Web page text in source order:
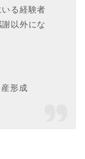
る経験者
以外にな
形成